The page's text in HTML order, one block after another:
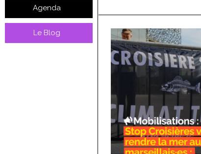
Agenda
Le Blog